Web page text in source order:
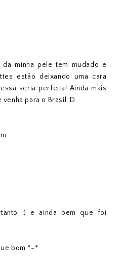
minha pele tem mudado e
estão deixando uma cara
seria perfeita! Ainda mais
para o Brasil :D
:) e ainda bem que foi
bom *-*